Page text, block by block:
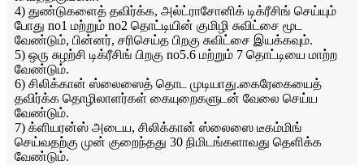
4) துண்டுகளைத் தவிர்க்க, அல்ட்ராசோனிக் டிக்ரீசிங் செய்யும்
போது no1 மற்றும் no2 தொட்டியின் குமிழி சுவிட்சை மூட
வேண்டும், பின்னர், சரிசெய்த பிறகு சுவிட்சை இயக்கவும்.
5) ஒரு சுழற்சி டிக்ரீசிங் பிறகு no5.6 மற்றும் 7 தொட்டியை மாற்ற
வேண்டும்.
6) சிலிக்கான் ஸ்லைஸைத் தொட முடியாது.கைரேகையைத்
தவிர்க்க தொழிலாளர்கள் கையுறைகளுடன் வேலை செய்ய
வேண்டும்.
7) க்ளியரன்ஸ் அடைய, சிலிக்கான் ஸ்லைஸை டீகம்மிங்
செய்வதற்கு முன் குறைந்தது 30 நிமிடங்களாவது தெளிக்க
வேண்டும்.